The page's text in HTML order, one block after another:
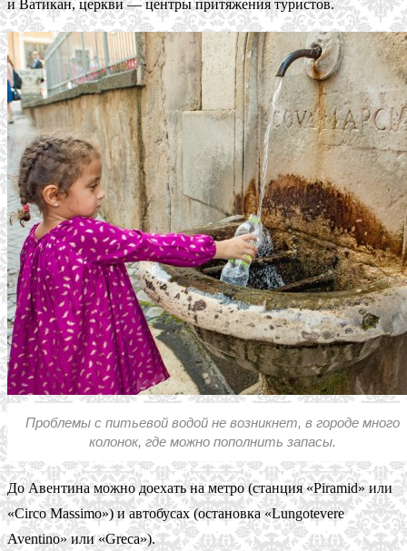
и Ватикан, церкви — центры притяжения туристов.
Проблемы с питьевой водой не возникнет, в городе много
колонок, где можно пополнить запасы.
До Авентина можно доехать на метро (станция «Piramid» или
«Circo Massimo») и автобусах (остановка «Lungotevere
Aventino» или «Greca»).